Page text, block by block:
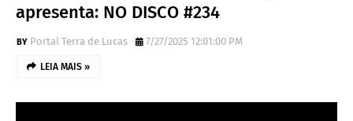
apresenta: NO DISCO #234
Portal Terra de Lucas 7/27/2025 12:01:00 PM
LEIA MAIS »